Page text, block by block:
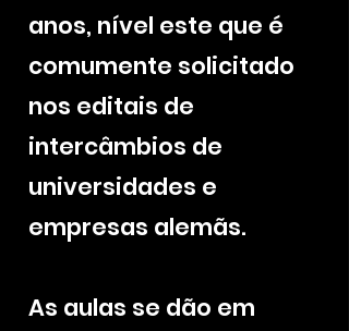
anos, nível este que é
comumente solicitado
nos editais de
intercâmbios de
universidades e
empresas alemãs.
As aulas se dão em